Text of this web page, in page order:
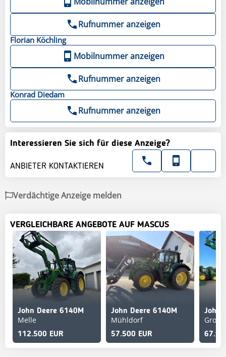
Rufnummer anzeigen
Florian Köchling
Mobilnummer anzeigen
Rufnummer anzeigen
Konrad Diedam
Rufnummer anzeigen
Interessieren Sie sich für diese Anzeige?
ANBIETER KONTAKTIEREN
Verdächtige Anzeige melden
VERGLEICHBARE ANGEBOTE AUF MASCUS
John Deere 6140M
Melle
112.500 EUR
John Deere 6140M
Mühldorf
57.500 EUR
John